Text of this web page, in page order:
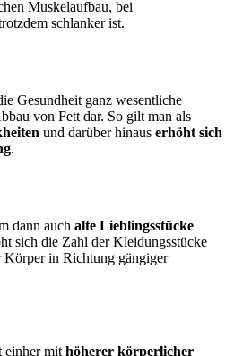
Muskelaufbau, bei
schlanker ist.
Gesundheit ganz wesentliche
von Fett dar. So gilt man als
und darüber hinaus erhöht sich
.
dann auch alte Lieblingsstücke
sich die Zahl der Kleidungsstücke
Körper in Richtung gängiger
einher mit höherer körperlicher